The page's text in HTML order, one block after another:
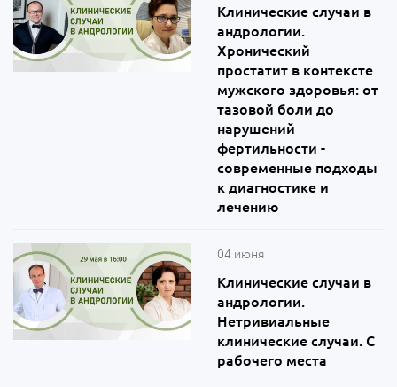
Клинические случаи в
андрологии.
Хронический
простатит в контексте
мужского здоровья: от
тазовой боли до
нарушений
фертильности -
современные подходы
к диагностике и
лечению
04 июня
Клинические случаи в
андрологии.
Нетривиальные
клинические случаи. С
рабочего места